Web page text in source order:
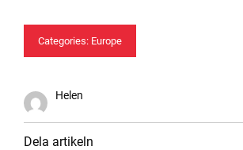
Categories: Europe
Helen
Dela artikeln